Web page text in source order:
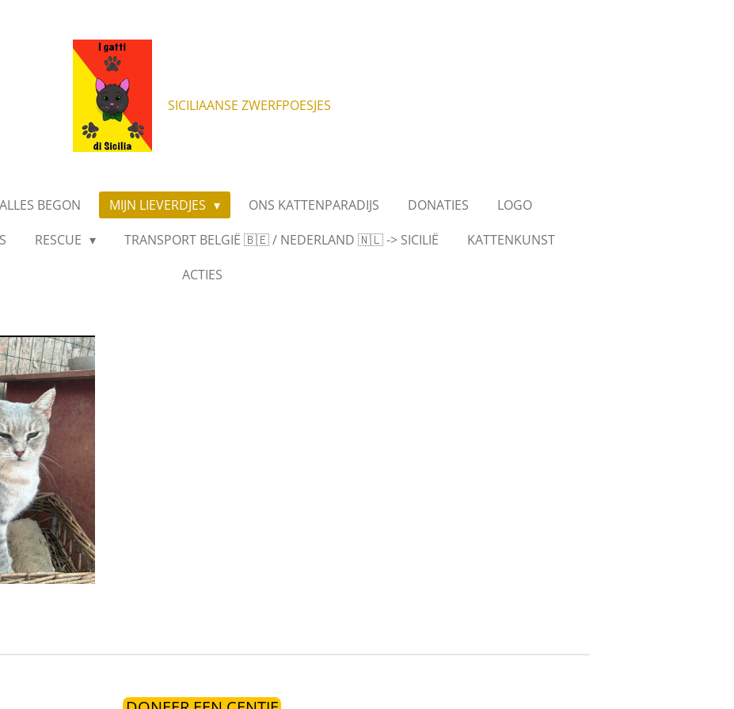
SICILIAANSE ZWERFPOESJES
BEGON MIJN LIEVERDJES ONS KATTENPARADIJS DONATIES
LOGO
RESCUE TRANSPORT BELGIË 🇧🇪 / NEDERLAND 🇳🇱 -> SICILIË
KATTENKUNST
ACTIES